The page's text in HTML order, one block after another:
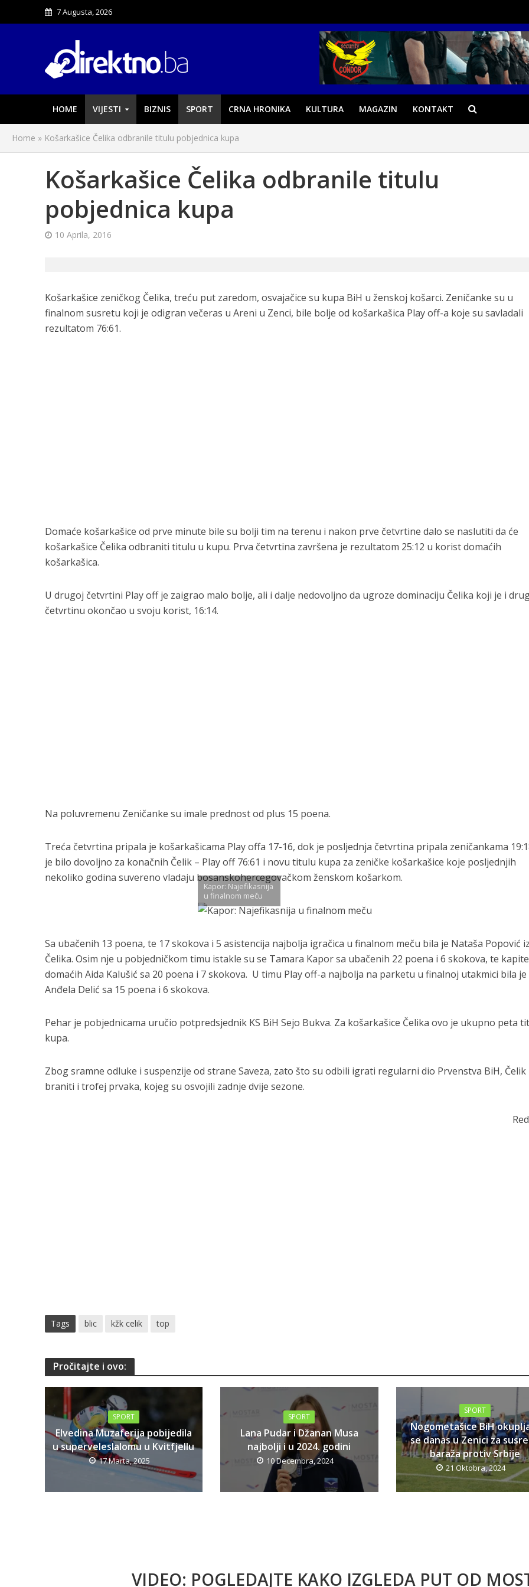
7 Augusta, 2026
HOME VIJESTI BIZNIS SPORT CRNA HRONIKA KULTURA MAGAZIN KONTAKT
Home » Košarkašice Čelika odbranile titulu pobjednica kupa
Košarkašice Čelika odbranile titulu
pobjednica kupa
10 Aprila, 2016
Košarkašice zeničkog Čelika, treću put zaredom, osvajačice su kupa BiH u ženskoj košarci. Zeničanke su u
finalnom susretu koji je odigran večeras u Areni u Zenci, bile bolje od košarkašica Play off-a koje su savladali
rezultatom 76:61.
Domaće košarkašice od prve minute bile su bolji tim na terenu i nakon prve četvrtine dalo se naslutiti da će
košarkašice Čelika odbraniti titulu u kupu. Prva četvrtina završena je rezultatom 25:12 u korist domaćih
košarkašica.
U drugoj četvrtini Play off je zaigrao malo bolje, ali i dalje nedovoljno da ugroze dominaciju Čelika koji je i
četvrtinu okončao u svoju korist, 16:14.
Na poluvremenu Zeničanke su imale prednost od plus 15 poena.
Treća četvrtina pripala je košarkašicama Play offa 17-16, dok je posljednja četvrtina pripala zeničankama
je bilo dovoljno za konačnih Čelik – Play off 76:61 i novu titulu kupa za zeničke košarkašice koje posljednjih
nekoliko godina suvereno vladaju bosanskohercegovačkom ženskom košarkom.
Kapor: Najefikasnija
u finalnom meču
Sa ubačenih 13 poena, te 17 skokova i 5 asistencija najbolja igračica u finalnom meču bila je Nataša Popović
Čelika. Osim nje u pobjedničkom timu istakle su se Tamara Kapor sa ubačenih 22 poena i 6 skokova, te
domaćih Aida Kalušić sa 20 poena i 7 skokova. U timu Play off-a najbolja na parketu u finalnoj utakmici bila je
Anđela Delić sa 15 poena i 6 skokova.
Pehar je pobjednicama uručio potpredsjednik KS BiH Sejo Bukva. Za košarkašice Čelika ovo je ukupno peta
kupa.
Zbog sramne odluke i suspenzije od strane Saveza, zato što su odbili igrati regularni dio Prvenstva BiH, Čelik
braniti i trofej prvaka, kojeg su osvojili zadnje dvije sezone.
Tags blic kžk celik top
Pročitajte i ovo:
SPORT
Elvedina Muzaferija pobijedila
u superveleslalomu u Kvitfjellu
17 Marta, 2025
SPORT
Lana Pudar i Džanan Musa
najbolji i u 2024. godini
10 Decembra, 2024
SPORT
Nogometašice BiH
se danas u Zenici za
baraža protiv Srbije
21 Oktobra, 2024
VIDEO: POGLEDAJTE KAKO IZGLEDA PUT OD